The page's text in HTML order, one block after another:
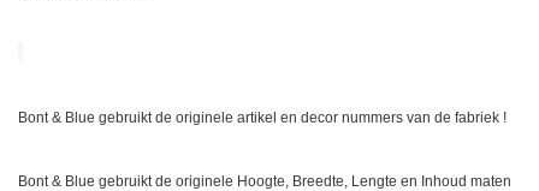
Bont & Blue gebruikt de originele artikel en decor nummers van de fabriek !
Bont & Blue gebruikt de originele Hoogte, Breedte, Lengte en Inhoud maten